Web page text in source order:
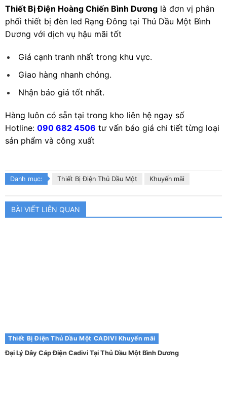
Thiết Bị Điện Hoàng Chiến Bình Dương là đơn vị phân
phối thiết bị đèn led Rạng Đông tại Thủ Dầu Một Bình
Dương với dịch vụ hậu mãi tốt
Giá cạnh tranh nhất trong khu vực.
Giao hàng nhanh chóng.
Nhận báo giá tốt nhất.
Hàng luôn có sẵn tại trong kho liên hệ ngay số
Hotline: 090 682 4506 tư vấn báo giá chi tiết từng loại
sản phẩm và công xuất
Danh mục: Thiết Bị Điện Thủ Dầu Một Khuyến mãi
BÀI VIẾT LIÊN QUAN
Thiết Bị Điện Thủ Dầu Một CADIVI Khuyến mãi
Đại Lý Dây Cáp Điện Cadivi Tại Thủ Dầu Một Bình Dương